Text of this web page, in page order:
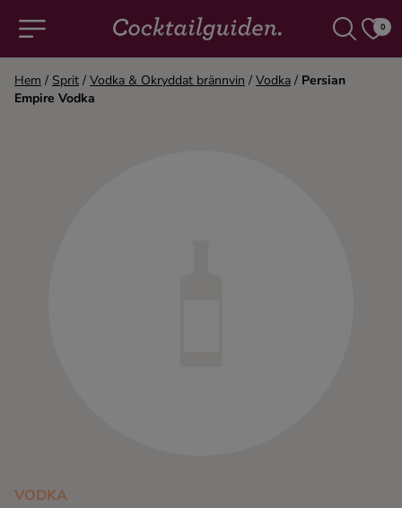
0
COCKTAILS & DRINKAR
Hem / Sprit / Vodka & Okryddat brännvin / Vodka / Persian
Empire Vodka
VODKA